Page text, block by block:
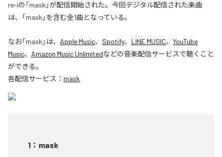
re-iの「mask」が配信開始された。今回デジタル配信された楽曲
は、「mask」を含む全1曲となっている。
なお「mask 」は、 Apple Music、 Spotify、 LINE MUSIC、 YouTube
Music、 Amazon Music Unlimitedなどの音楽配信サービスで聴くこと
ができる。
各配信サービス： mask
1 ： mask